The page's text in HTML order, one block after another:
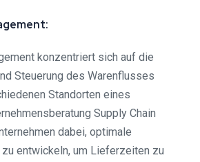
konzentriert sich auf die
Steuerung des Warenflusses
Standorten eines
Supply Chain
dabei, optimale
entwickeln, um Lieferzeiten zu